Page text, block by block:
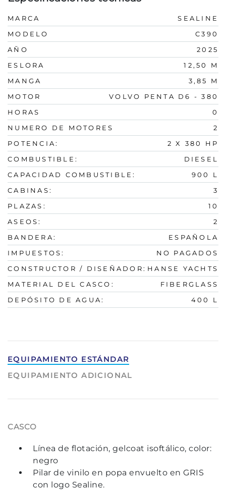
MARCA
SEALINE
MODELO
C390
AÑO
2025
ESLORA
12,50 M
MANGA
3,85 M
MOTOR
VOLVO PENTA D6 - 380
HORAS
0
NUMERO DE MOTORES
2
POTENCIA:
2 X 380 HP
COMBUSTIBLE:
DIESEL
CAPACIDAD COMBUSTIBLE:
900 L
CABINAS:
3
PLAZAS:
10
ASEOS:
2
BANDERA:
ESPAÑOLA
IMPUESTOS:
NO PAGADOS
CONSTRUCTOR / DISEÑADOR: HANSE YACHTS
MATERIAL DEL CASCO:
FIBERGLASS
DEPÓSITO DE AGUA:
400 L
EQUIPAMIENTO ESTÁNDAR
EQUIPAMIENTO ADICIONAL
CASCO
Línea de flotación, gelcoat isoftálico, color:
negro
Pilar de vinilo en popa envuelto en GRIS
con logo Sealine.